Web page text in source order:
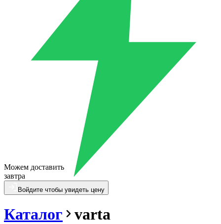
Можем доставить
завтра
Войдите чтобы увидеть цену
Каталог varta